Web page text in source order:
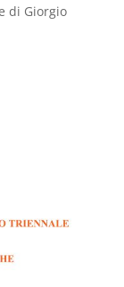
di Giorgio